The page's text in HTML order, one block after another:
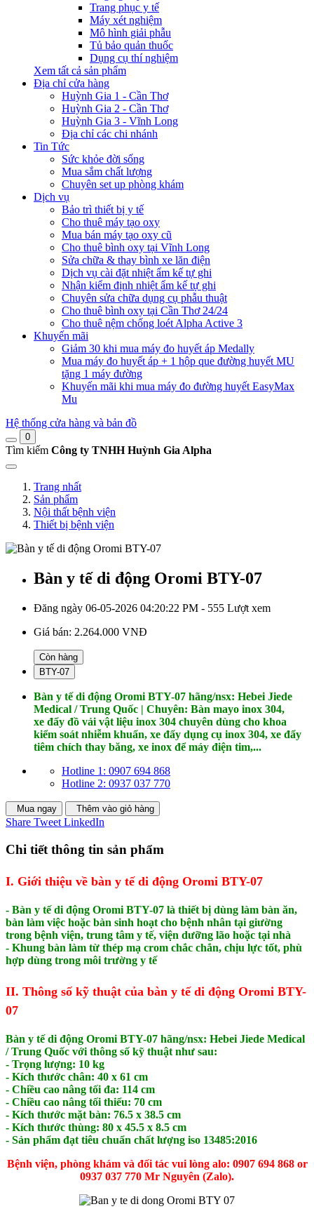
Trang phục y tế
Máy xét nghiệm
Mô hình giải phẫu
Tủ bảo quản thuốc
Dụng cụ thí nghiệm
Xem tất cả sản phẩm
Địa chỉ cửa hàng
Huỳnh Gia 1 - Cần Thơ
Huỳnh Gia 2 - Cần Thơ
Huỳnh Gia 3 - Vĩnh Long
Địa chỉ các chi nhánh
Tin Tức
Sức khỏe đời sống
Mua sắm chất lượng
Chuyên set up phòng khám
Dịch vụ
Bảo trì thiết bị y tế
Cho thuê máy tạo oxy
Mua bán máy tạo oxy cũ
Cho thuê bình oxy tại Vĩnh Long
Sửa chữa & thay bình xe lăn điện
Dịch vụ cài đặt nhiệt ẩm kế tự ghi
Nhận kiểm định nhiệt ẩm kế tự ghi
Chuyên sửa chữa dụng cụ phẫu thuật
Cho thuê bình oxy tại Cần Thơ 24/24
Cho thuê nệm chống loét Alpha Active 3
Khuyến mãi
Giảm 30 khi mua máy đo huyết áp Medally
Mua máy đo huyết áp + 1 hộp que đường huyết MU
tặng 1 máy đường
Khuyến mãi khi mua máy đo đường huyết EasyMax
Mu
Hệ thống cửa hàng và bản đồ
0
Tìm kiếm Công ty TNHH Huỳnh Gia Alpha
Trang nhất
Sản phẩm
Nội thất bệnh viện
Thiết bị bệnh viện
Bàn y tế di động Oromi BTY-07
Đăng ngày 06-05-2026 04:20:22 PM - 555 Lượt xem
Giá bán: 2.264.000 VNĐ
Còn hàng
BTY-07
Bàn y tế di động Oromi BTY-07 hãng/nsx: Hebei Jiede
Medical / Trung Quốc | Chuyên: Bàn mayo inox 304,
xe đẩy đồ vải vật liệu inox 304 chuyên dùng cho khoa
kiểm soát nhiễm khuẩn, xe đẩy dụng cụ inox 304, xe đẩy
tiêm chích thay băng, xe inox để máy điện tim,...
Hotline 1: 0907 694 868
Hotline 2: 0937 037 770
Mua ngay Thêm vào giỏ hàng
Share Tweet LinkedIn
Chi tiết thông tin sản phẩm
I. Giới thiệu về bàn y tế di động Oromi BTY-07
- Bàn y tế di động Oromi BTY-07 là thiết bị dùng làm bàn ăn,
bàn làm việc hoặc bàn sinh hoạt cho bệnh nhân tại giường
trong bệnh viện, trung tâm y tế, viện dưỡng lão hoặc tại nhà
- Khung bàn làm từ thép mạ crom chắc chắn, chịu lực tốt, phù
hợp dùng trong môi trường y tế
II. Thông số kỹ thuật của bàn y tế di động Oromi BTY-
07
Bàn y tế di động Oromi BTY-07 hãng/nsx: Hebei Jiede Medical
/ Trung Quốc với thông số kỹ thuật như sau:
- Trọng lượng: 10 kg
- Kích thước chân: 40 x 61 cm
- Chiều cao nâng tối đa: 114 cm
- Chiều cao nâng tối thiểu: 70 cm
- Kích thước mặt bàn: 76.5 x 38.5 cm
- Kích thước thùng: 80 x 45.5 x 8.5 cm
- Sản phẩm đạt tiêu chuẩn chất lượng iso 13485:2016
Bệnh viện, phòng khám và đối tác vui lòng alo: 0907 694 868 or
0937 037 770 Mr Nguyên (Zalo).